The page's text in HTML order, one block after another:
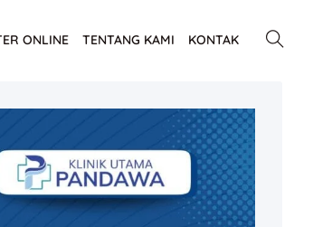
ONLINE TENTANG KAMI KONTAK